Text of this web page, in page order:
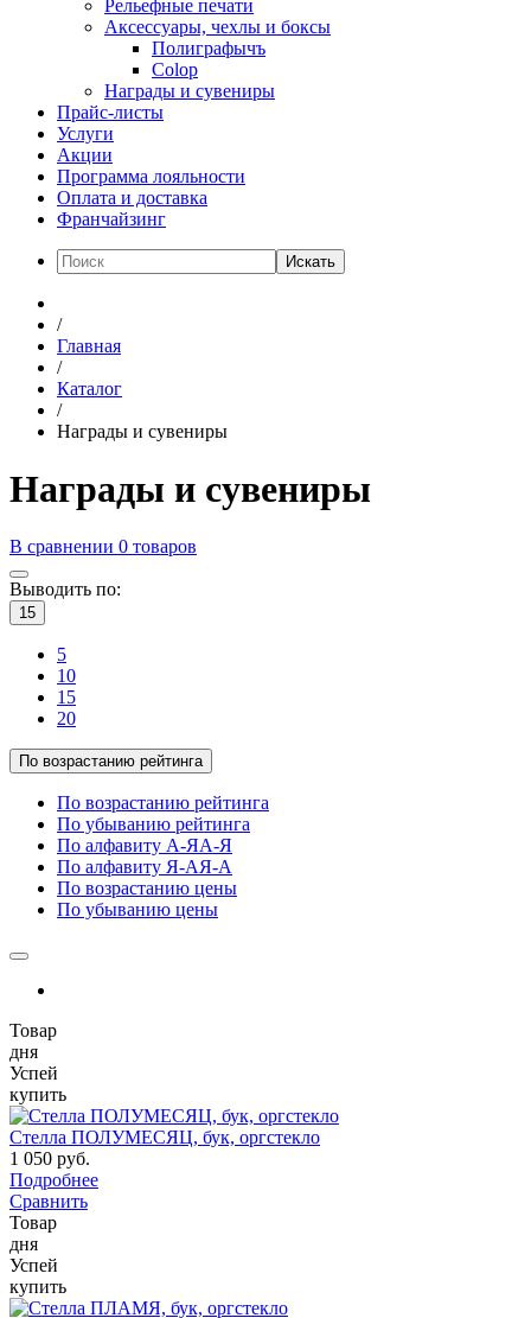
Рельефные печати
Аксессуары, чехлы и боксы
Полиграфычъ
Colop
Награды и сувениры
Прайс-листы
Услуги
Акции
Программа лояльности
Оплата и доставка
Франчайзинг
Искать
/
Главная
/
Каталог
/
Награды и сувениры
Награды и сувениры
В сравнении 0 товаров
Выводить по:
15
5
10
15
20
По возрастанию рейтинга
По возрастанию рейтинга
По убыванию рейтинга
По алфавиту А-ЯА-Я
По алфавиту Я-АЯ-А
По возрастанию цены
По убыванию цены
Товар
дня
Успей
купить
Стелла ПОЛУМЕСЯЦ, бук, оргстекло
1 050 руб.
Подробнее
Сравнить
Товар
дня
Успей
купить